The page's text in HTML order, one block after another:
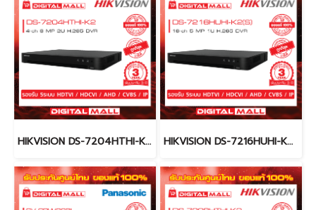
HIKVISION DS-7204HTHI-K2 เครื่องบันทึกภาพ (DVR) HIKVISION DS-7216HUHI-K2(S) เครื่องบันทึกภาพ (DVR)